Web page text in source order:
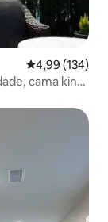
4,99 de uma
4,99 (134)
cama king,